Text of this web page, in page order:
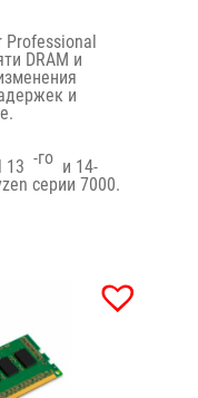
Professional
DRAM и
и
13 -го и 14-
серии 7000.